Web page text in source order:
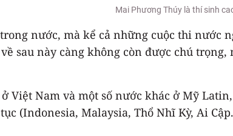
Mai Phương Thúy là thí sinh
nước, mà kể cả những cuộc thi nước
sau này càng không còn được chú
Việt Nam và một số nước khác ở Mỹ
(Indonesia, Malaysia, Thổ Nhĩ Kỳ, Ai